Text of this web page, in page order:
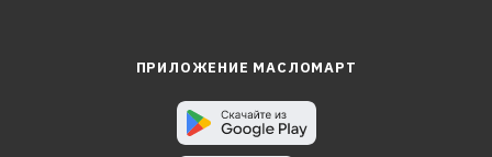
ПРИЛОЖЕНИЕ МАСЛОМАРТ